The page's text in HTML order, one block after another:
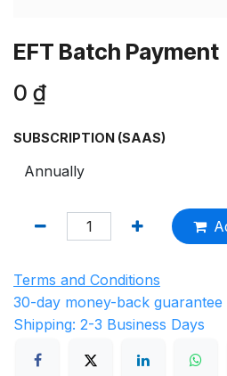
EFT Batch Payment
0 ₫
SUBSCRIPTION (SAAS)
Terms and Conditions
30-day money-back guarantee
Shipping: 2-3 Business Days